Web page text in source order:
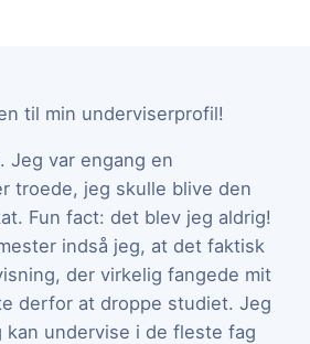
til min underviserprofil!
Jeg var engang en
troede, jeg skulle blive den
Fun fact: det blev jeg aldrig!
indså jeg, at det faktisk
der virkelig fangede mit
derfor at droppe studiet. Jeg
undervise i de fleste fag